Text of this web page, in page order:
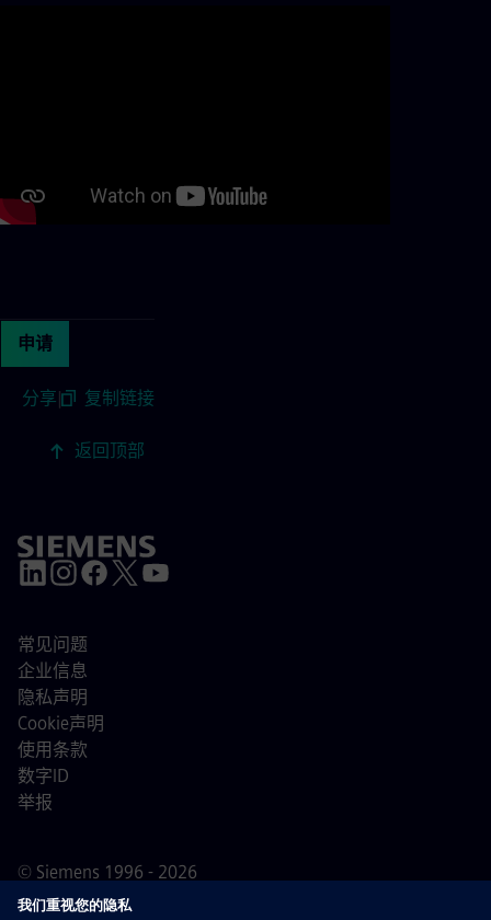
申请
分享| 复制链接
返回顶部
© Siemens 1996 - 2026
常见问题
企业信息
隐私声明
Cookie声明
使用条款
数字ID
举报